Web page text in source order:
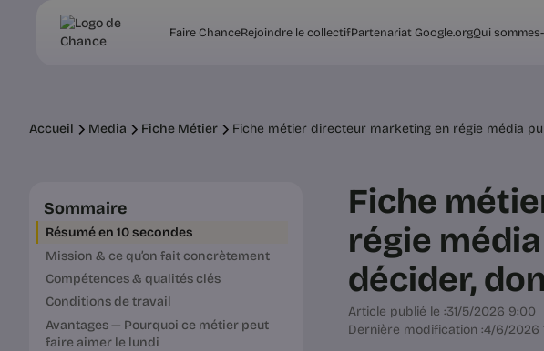
Faire ChanceRejoindre le collectifPartenariat Google.orgQui
Accueil Media Fiche Métier Fiche métier directeur marketing en régie média
Sommaire
Résumé en 10 secondes
Mission & ce qu’on fait concrètement
Compétences & qualités clés
Conditions de travail
Avantages — Pourquoi ce métier peut
faire aimer le lundi
Fiche
régie
décider,
Article publié le :31/5/2026 9:00
Dernière modification :4/6/2026